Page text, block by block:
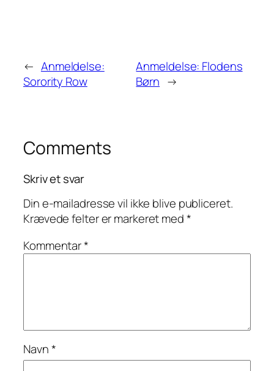
← Anmeldelse:
Sorority Row
Anmeldelse: Flodens
Børn →
Comments
Skriv et svar
Din e-mailadresse vil ikke blive publiceret.
Krævede felter er markeret med*
Kommentar*
Navn*